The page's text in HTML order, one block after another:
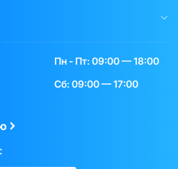
Пн - Пт: 09:00 — 18:00
Сб: 09:00 — 17:00